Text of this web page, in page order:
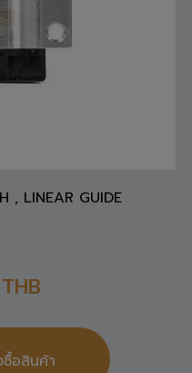
, LINEAR GUIDE
THB
อสินค้า